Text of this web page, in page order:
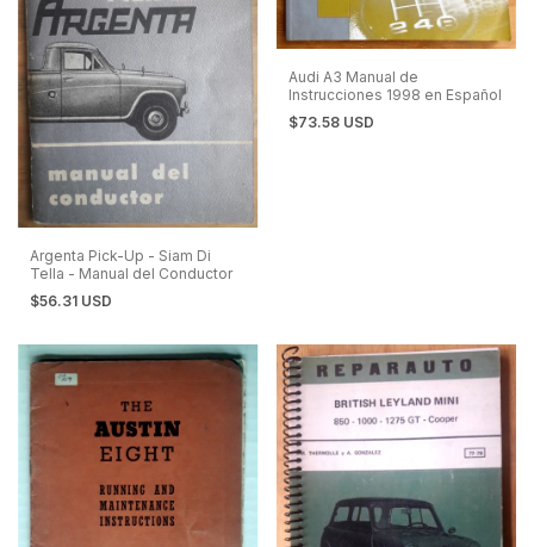
Argenta Pick-Up - Siam Di
Tella - Manual del Conductor
$56.31 USD
Audi A3 Manual de
Instrucciones 1998 en Español
$73.58 USD